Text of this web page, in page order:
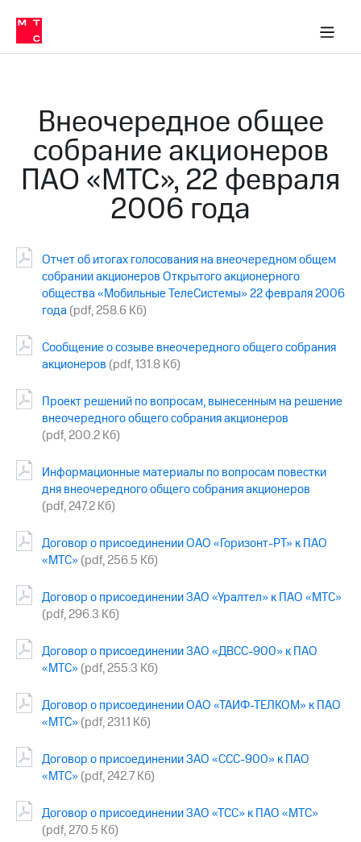
Медиа-центр
и акционерам
Устойчивое развитие
Комплаенс и деловая этика
компании
в МТС
История
компании
Руководство
региона
информация
Контакты
Пресс-
релизы
о технологиях
Достижения
Финансовая
отчетность
Контакты
Новости
регионе
Корпоративное
управление
секретарь
Раскрытие
Информация
акционерам
Документы
"МТС"
Собрания
Пресс-
релизы
МТС
о технологиях
Внеочередное общее
собрание акционеров
ПАО «МТС», 22 февраля
2006 года
Отчет об итогах голосования на внеочередном общем
собрании акционеров Открытого акционерного
общества «Мобильные ТелеСистемы» 22 февраля 2006
года (pdf, 258.6 Кб)
Сообщение о созыве внеочередного общего собрания
акционеров (pdf, 131.8 Кб)
Проект решений по вопросам, вынесенным на решение
внеочередного общего собрания акционеров
(pdf, 200.2 Кб)
Информационные материалы по вопросам повестки
дня внеочередного общего собрания акционеров
(pdf, 247.2 Кб)
Договор о присоединении ОАО «Горизонт-РТ» к ПАО
«МТС» (pdf, 256.5 Кб)
Договор о присоединении ЗАО «Уралтел» к ПАО «МТС»
(pdf, 296.3 Кб)
Договор о присоединении ЗАО «ДВСС-900» к ПАО
«МТС» (pdf, 255.3 Кб)
Договор о присоединении ОАО «ТАИФ-ТЕЛКОМ» к ПАО
«МТС» (pdf, 231.1 Кб)
Договор о присоединении ЗАО «ССС-900» к ПАО
«МТС» (pdf, 242.7 Кб)
Договор о присоединении ЗАО «ТСС» к ПАО «МТС»
(pdf, 270.5 Кб)